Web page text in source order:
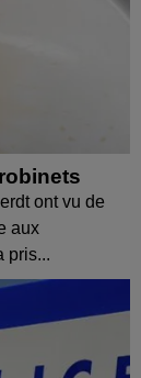
ont vu de
aux
pris...